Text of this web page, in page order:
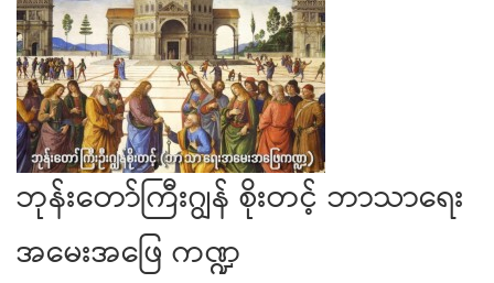
ဘုန်းတော်ကြီးဂျွန် စိုးတင့် ဘာသာရေး
အမေးအဖြေ ကဏ္ဍ